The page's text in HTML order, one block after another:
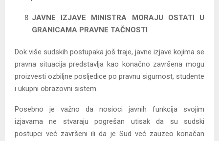
JAVNE IZJAVE MINISTRA MORAJU OSTATI U
GRANICAMA PRAVNE TAČNOSTI
Dok više sudskih postupaka još traje, javne izjave kojima se
pravna situacija predstavlja kao konačno završena mogu
proizvesti ozbiljne posljedice po pravnu sigurnost, studente
i ukupni obrazovni sistem.
Posebno je važno da nosioci javnih funkcija svojim
izjavama ne stvaraju pogrešan utisak da su sudski
postupci već završeni ili da je Sud već zauzeo konačan